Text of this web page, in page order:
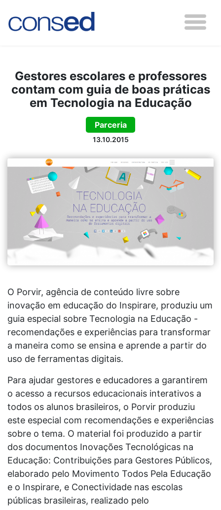
Gestores escolares e professores
contam com guia de boas práticas
em Tecnologia na Educação
Parceria
13.10.2015
O Porvir, agência de conteúdo livre sobre
inovação em educação do Inspirare, produziu um
guia especial sobre Tecnologia na Educação -
recomendações e experiências para transformar
a maneira como se ensina e aprende a partir do
uso de ferramentas digitais.
Para ajudar gestores e educadores a garantirem
o acesso a recursos educacionais interativos a
todos os alunos brasileiros, o Porvir produziu
este especial com recomendações e experiências
sobre o tema. O material foi produzido a partir
dos documentos Inovações Tecnológicas na
Educação: Contribuições para Gestores Públicos,
elaborado pelo Movimento Todos Pela Educação
e o Inspirare, e Conectividade nas escolas
públicas brasileiras, realizado pelo